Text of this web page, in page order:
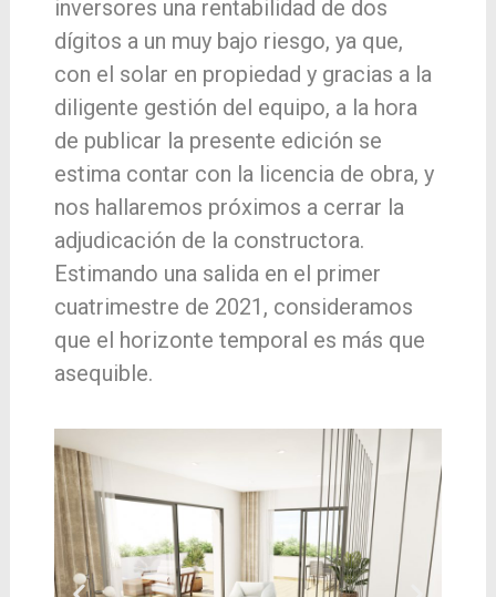
inversores una rentabilidad de dos
dígitos a un muy bajo riesgo, ya que,
con el solar en propiedad y gracias a la
diligente gestión del equipo, a la hora
de publicar la presente edición se
estima contar con la licencia de obra, y
nos hallaremos próximos a cerrar la
adjudicación de la constructora.
Estimando una salida en el primer
cuatrimestre de 2021, consideramos
que el horizonte temporal es más que
asequible.